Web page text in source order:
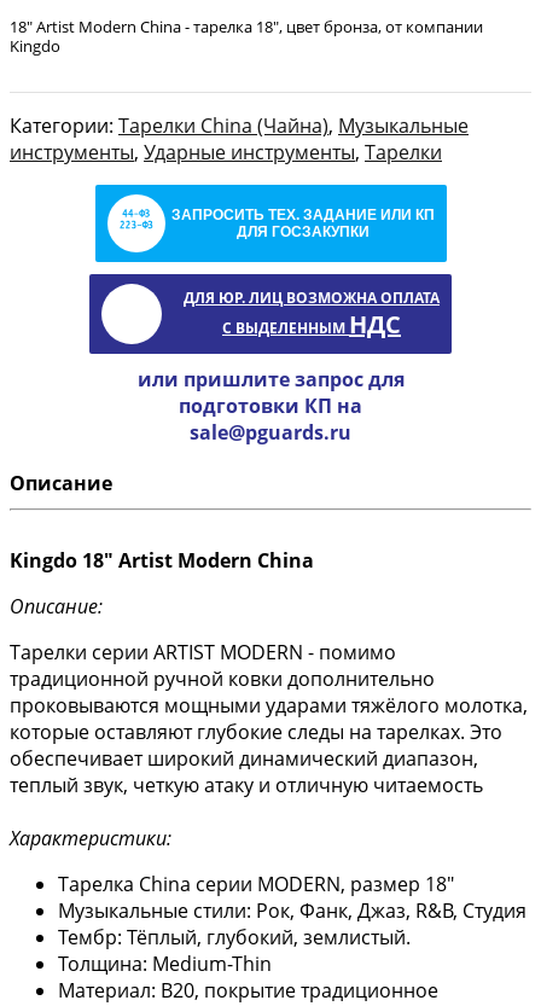
18" Artist Modern China - тарелка 18", цвет бронза, от компании
Kingdo
Категории: Тарелки China (Чайна), Музыкальные
инструменты, Ударные инструменты, Тарелки
ЗАПРОСИТЬ ТЕХ. ЗАДАНИЕ ИЛИ КП
ДЛЯ ГОСЗАКУПКИ
ДЛЯ ЮР. ЛИЦ ВОЗМОЖНА ОПЛАТА
С ВЫДЕЛЕННЫМ НДС
или пришлите запрос для
подготовки КП на
sale@pguards.ru
Описание
Kingdo 18" Artist Modern China
Описание:
Тарелки серии ARTIST MODERN - помимо
традиционной ручной ковки дополнительно
проковываются мощными ударами тяжёлого молотка,
которые оставляют глубокие следы на тарелках. Это
обеспечивает широкий динамический диапазон,
теплый звук, четкую атаку и отличную читаемость
Характеристики:
Тарелка China серии MODERN, размер 18"
Музыкальные стили: Рок, Фанк, Джаз, R&B, Студия
Тембр: Тёплый, глубокий, землистый.
Толщина: Medium-Thin
Материал: B20, покрытие традиционное